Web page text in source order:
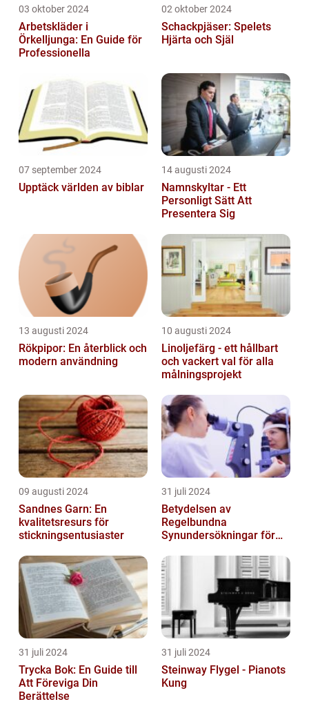
03 oktober 2024
Arbetskläder i
Örkelljunga: En Guide för
Professionella
02 oktober 2024
Schackpjäser: Spelets
Hjärta och Själ
07 september 2024
Upptäck världen av biblar
14 augusti 2024
Namnskyltar - Ett
Personligt Sätt Att
Presentera Sig
13 augusti 2024
Rökpipor: En återblick och
modern användning
10 augusti 2024
Linoljefärg - ett hållbart
och vackert val för alla
målningsprojekt
09 augusti 2024
Sandnes Garn: En
kvalitetsresurs för
stickningsentusiaster
31 juli 2024
Betydelsen av
Regelbundna
Synundersökningar för
31 juli 2024
Trycka Bok: En Guide till
Att Föreviga Din
Berättelse
31 juli 2024
Steinway Flygel - Pianots
Kung